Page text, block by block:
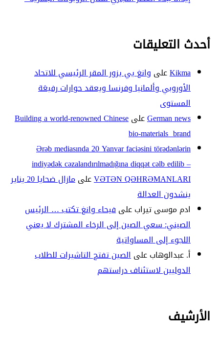
أحدث التعليقات
Kikmaعلى وانغ يي يزور المقر الرئيسي للاتحاد
الأوروبي وألمانيا وفرنسا ويعقد حوارات رفيعَة
المستوى
German newsعلىBuilding a world-renowned Chinese
bio-materials brand
Ərəb mediasında 20 Yanvar faciəsini törədənlərin
indiyədək cəzalandırılmadığına diqqət cəlb edilib –
VƏTƏN QƏHRƏMANLARIعلى
مازال ضحايا 20 يناير
ينشدون العدالة
ادم موسى تيرابعلىفيحاء وانغ تكتب … الرئيس
الصيني: سعي الصين إلى الرخاء المشترك لا يعني
اللجوء إلى المساواتية
أ. عبدالوهابعلىالصين تفتح التاشيرات للطلاب
الدوليين لاستئناف دراستهم
الأرشيف